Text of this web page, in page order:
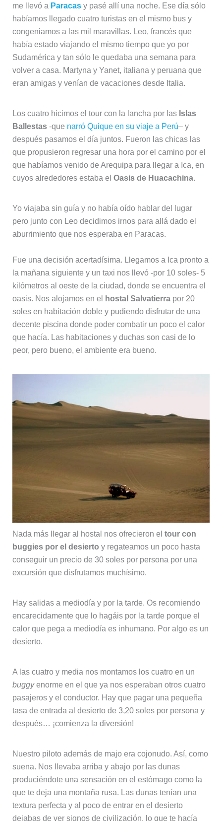
me llevó a Paracasy pasé allí una noche. Ese día sólo
habíamos llegado cuatro turistas en el mismo bus y
congeniamos a las mil maravillas. Leo, francés que
había estado viajando el mismo tiempo que yo por
Sudamérica y tan sólo le quedaba una semana para
volver a casa. Martyna y Yanet, italiana y peruana que
eran amigas y venían de vacaciones desde Italia.
Los cuatro hicimos el tour con la lancha por las Islas
Ballestas-que narró Quique en su viaje a Perú– y
después pasamos el día juntos. Fueron las chicas las
que propusieron regresar una hora por el camino por el
que habíamos venido de Arequipa para llegar a Ica, en
cuyos alrededores estaba el Oasis de Huacachina.
Yo viajaba sin guía y no había oído hablar del lugar
pero junto con Leo decidimos irnos para allá dado el
aburrimiento que nos esperaba en Paracas.
Fue una decisión acertadísima. Llegamos a Ica pronto a
la mañana siguiente y un taxi nos llevó -por 10 soles- 5
kilómetros al oeste de la ciudad, donde se encuentra el
oasis. Nos alojamos en el
hostal Salvatierra por 20
soles en habitación doble y pudiendo disfrutar de una
decente piscina donde poder combatir un poco el calor
que hacía. Las habitaciones y duchas son casi de lo
peor, pero bueno, el ambiente era bueno.
Nada más llegar al hostal nos ofrecieron el tour con
buggies por el desierto y regateamos un poco hasta
conseguir un precio de 30 soles por persona por una
excursión que disfrutamos muchísimo.
Hay salidas a mediodía y por la tarde. Os recomiendo
encarecidamente que lo hagáis por la tarde porque el
calor que pega a mediodía es inhumano. Por algo es un
desierto.
A las cuatro y media nos montamos los cuatro en un
buggyenorme en el que ya nos esperaban otros cuatro
pasajeros y el conductor. Hay que pagar una pequeña
tasa de entrada al desierto de 3,20 soles por persona y
después… ¡comienza la diversión!
Nuestro piloto además de majo era cojonudo. Así, como
suena. Nos llevaba arriba y abajo por las dunas
produciéndote una sensación en el estómago como la
que te deja una montaña rusa. Las dunas tenían una
textura perfecta y al poco de entrar en el desierto
dejabas de ver signos de civilización, lo que te hacía